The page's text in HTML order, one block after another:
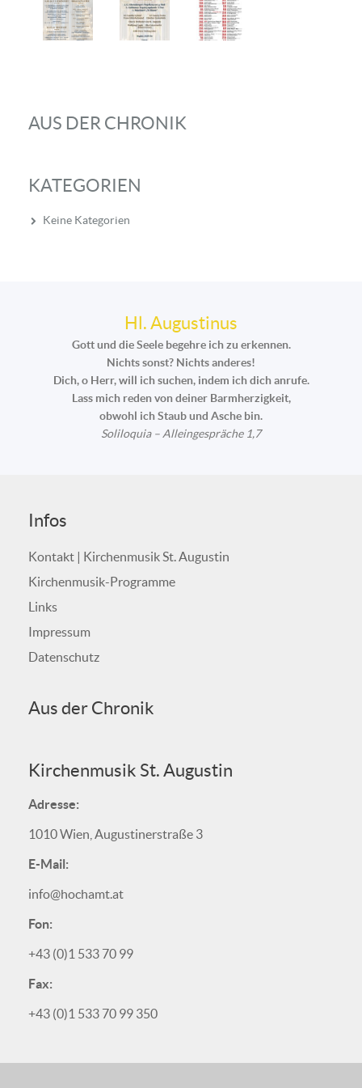
AUS DER CHRONIK
KATEGORIEN
Keine Kategorien
Hl. Augustinus
Gott und die Seele begehre ich zu erkennen.
Nichts sonst? Nichts anderes!
Dich, o Herr, will ich suchen, indem ich dich anrufe.
Lass mich reden von deiner Barmherzigkeit,
obwohl ich Staub und Asche bin.
Soliloquia – Alleingespräche 1,7
Infos
Kontakt | Kirchenmusik St. Augustin
Kirchenmusik-Programme
Links
Impressum
Datenschutz
Aus der Chronik
Kirchenmusik St. Augustin
Adresse:
1010 Wien, Augustinerstraße 3
E-Mail:
info@hochamt.at
Fon:
+43 (0)1 533 70 99
Fax:
+43 (0)1 533 70 99 350